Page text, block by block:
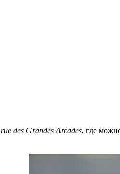
rue des Grandes Arcades, где